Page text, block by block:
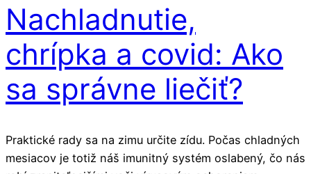
Nachladnutie,
chrípka a covid: Ako
sa správne liečiť?
Praktické rady sa na zimu určite zídu. Počas chladných
mesiacov je totiž náš imunitný systém oslabený, čo nás